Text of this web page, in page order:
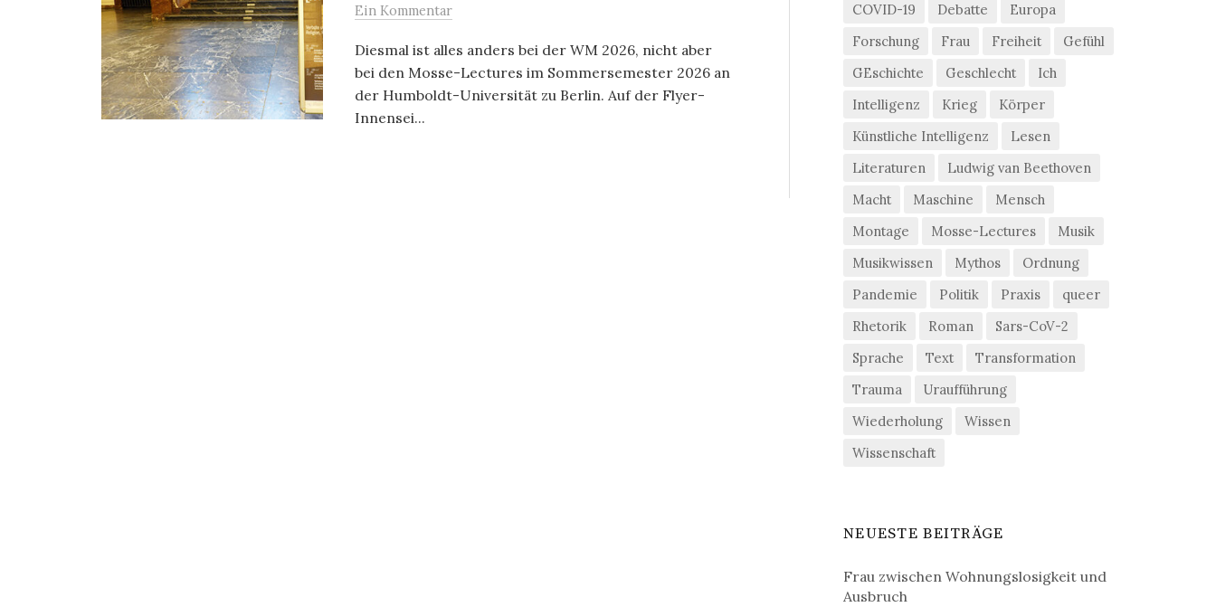
Ein Kommentar
Diesmal ist alles anders bei der WM 2026, nicht aber
bei den Mosse-Lectures im Sommersemester 2026 an
der Humboldt-Universität zu Berlin. Auf der Flyer-
Innensei...
COVID-19
Debatte
Europa
Forschung
Frau Freiheit
Gefühl
GEschichte
Geschlecht
Ich
Intelligenz
Krieg
Körper
Künstliche Intelligenz
Lesen
Literaturen
Ludwig van Beethoven
Macht
Maschine
Mensch
Montage
Mosse-Lectures
Musik
Musikwissen
Mythos
Ordnung
Pandemie
Politik Praxis
queer
Rhetorik
Roman
Sars-CoV-2
Sprache
Text
Transformation
Trauma
Uraufführung
Wiederholung
Wissen
Wissenschaft
NEUESTE BEITRÄGE
Frau zwischen Wohnungslosigkeit und
Ausbruch